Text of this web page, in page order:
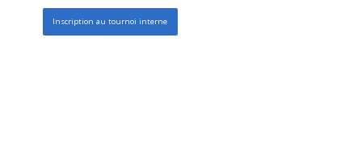
Inscription au tournoi interne